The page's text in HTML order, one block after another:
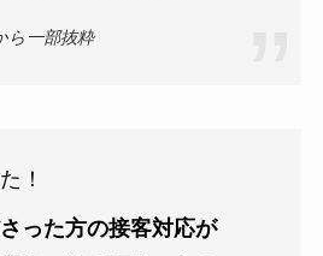
ら一部抜粋
！
った方の接客対応が